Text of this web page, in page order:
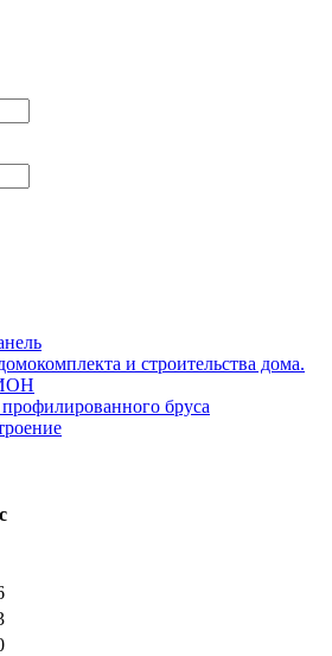
и строительства дома.
бруса